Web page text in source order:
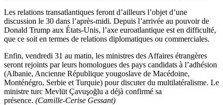
Les relations transatlantiques feront d’ailleurs l’objet d’une
discussion le 30 dans l’après-midi. Depuis l’arrivée au pouvoir de
Donald Trump aux États-Unis, l’axe euroatlantique est en difficulté,
que ce soit en termes de relations diplomatiques ou commerciales.
Enfin, vendredi 31 au matin, les ministres des Affaires étrangères
seront rejoints par leurs homologues des pays candidats à l’adhésion
(Albanie, Ancienne République yougoslave de Macédoine,
Monténégro, Serbie et Turquie) pour discuter du multilatéralisme. Le
ministre turc Mevlüt Çavuşoğlu a déjà confirmé sa
présence. (Camille-Cerise Gessant)